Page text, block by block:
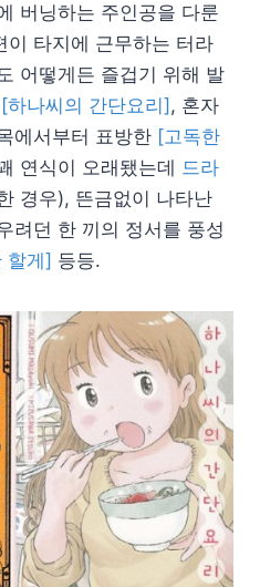
버닝하는 주인공을 다룬
이 타지에 근무하는 터라
어떻게든 즐겁기 위해 발
[하나씨의 간단요리] , 혼자
에서부터 표방한 [고독한
연식이 오래됐는데 드라
경우), 뜬금없이 나타난
려던 한 끼의 정서를 풍성
할게] 등등.